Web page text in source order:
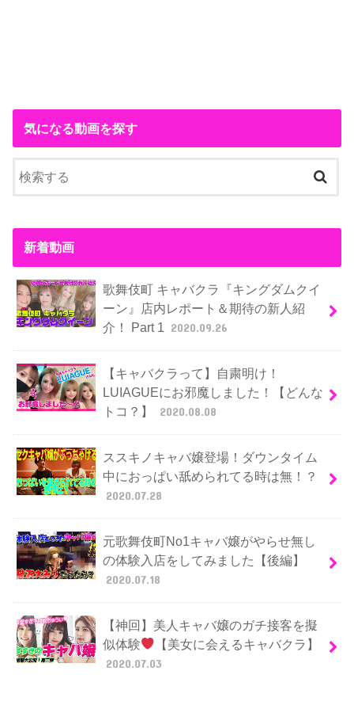
気になる動画を探す
新着動画
歌舞伎町 キャバクラ『キングダムクイ
ーン』店内レポート＆期待の新人紹
介！ Part 1 2020.09.26
【キャバクラって】自粛明け！
LUIAGUEにお邪魔しました！【どんな
トコ？】
2020.08.08
ススキノキャバ嬢登場！ダウンタイム
中におっぱい舐められてる時は無！？
2020.07.28
元歌舞伎町No1キャバ嬢がやらせ無し
の体験入店をしてみました【後編】
2020.07.18
【神回】美人キャバ嬢のガチ接客を擬
似体験
【美女に会えるキャバクラ】
2020.07.03